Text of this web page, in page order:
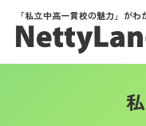
「私立中高一貫校の魅力」がわ